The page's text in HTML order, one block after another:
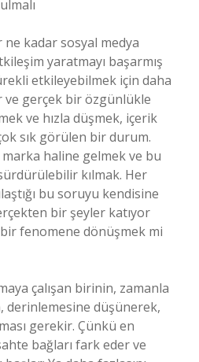
kadar sosyal medya
yaratmayı başarmış
etkileyebilmek için daha
gerçek bir özgünlükle
ve hızla düşmek, içerik
sık görülen bir durum.
haline gelmek ve bu
kılmak. Her
bu soruyu kendisine
bir şeyler katıyor
fenomene dönüşmek mi
çalışan birinin, zamanla
derinlemesine düşünerek,
gerekir. Çünkü en
bağları fark eder ve